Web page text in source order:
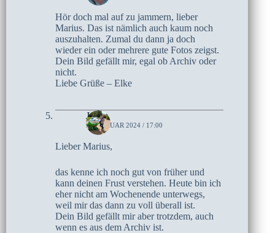
Hör doch mal auf zu jammern, lieber
Marius. Das ist nämlich auch kaum noch
auszuhalten. Zumal du dann ja doch
wieder ein oder mehrere gute Fotos zeigst.
Dein Bild gefällt mir, egal ob Archiv oder
nicht.
Liebe Grüße – Elke
Jutta
5. FEBRUAR 2024 / 17:00
Lieber Marius,
das kenne ich noch gut von früher und
kann deinen Frust verstehen. Heute bin ich
eher nicht am Wochenende unterwegs,
weil mir das dann zu voll überall ist.
Dein Bild gefällt mir aber trotzdem, auch
wenn es aus dem Archiv ist.